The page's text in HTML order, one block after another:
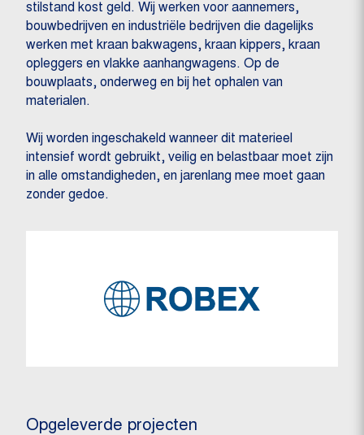
stilstand kost geld. Wij werken voor aannemers,
bouwbedrijven en industriële bedrijven die dagelijks
werken met kraan bakwagens, kraan kippers, kraan
opleggers en vlakke aanhangwagens. Op de
bouwplaats, onderweg en bij het ophalen van
materialen.
Wij worden ingeschakeld wanneer dit materieel
intensief wordt gebruikt, veilig en belastbaar moet zijn
in alle omstandigheden, en jarenlang mee moet gaan
zonder gedoe.
Opgeleverde projecten